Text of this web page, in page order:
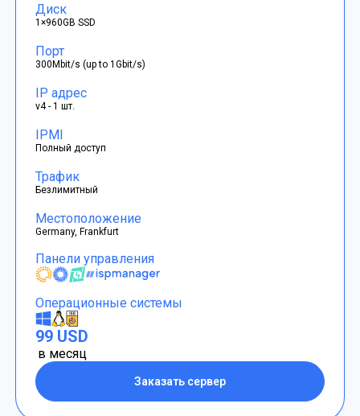
Диск
1×960GB SSD
Порт
300Mbit/s (up to 1Gbit/s)
IP адрес
v4 - 1 шт.
IPMI
Полный доступ
Трафик
Безлимитный
Местоположение
Germany, Frankfurt
Панели управления
Операционные системы
99 USD
в месяц
Заказать сервер